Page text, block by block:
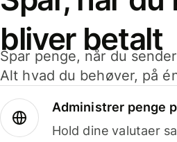
bliver betalt
Spar penge, når du
Alt hvad du behøver, på
Administrer penge
Hold dine valutaer